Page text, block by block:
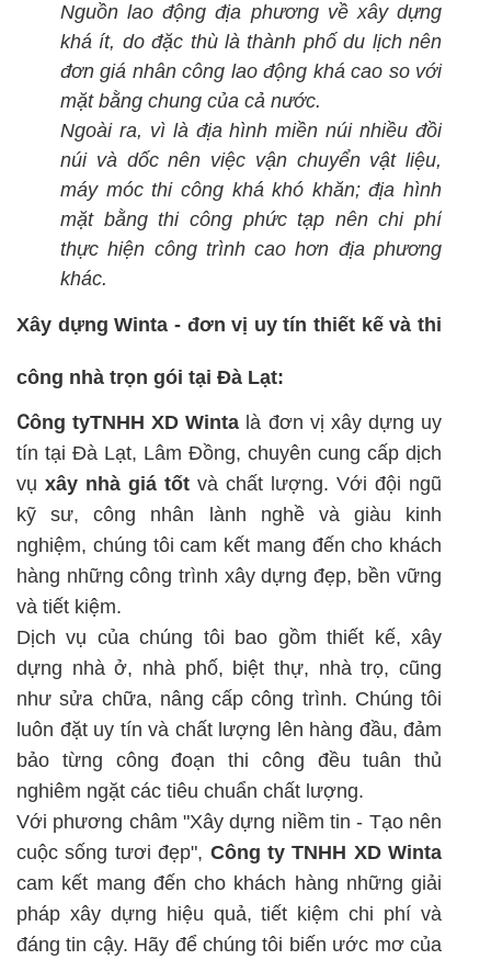
Nguồn lao động địa phương về xây dựng
khá ít, do đặc thù là thành phố du lịch nên
đơn giá nhân công lao động khá cao so với
mặt bằng chung của cả nước.
Ngoài ra, vì là địa hình miền núi nhiều đồi
núi và dốc nên việc vận chuyển vật liệu,
máy móc thi công khá khó khăn; địa hình
mặt bằng thi công phức tạp nên chi phí
thực hiện công trình cao hơn địa phương
khác.
Xây dựng Winta - đơn vị uy tín thiết kế và thi
công nhà trọn gói tại Đà Lạt:
Công tyTNHH XD Winta là đơn vị xây dựng uy
tín tại Đà Lạt, Lâm Đồng, chuyên cung cấp dịch
vụ xây nhà giá tốt và chất lượng. Với đội ngũ
kỹ sư, công nhân lành nghề và giàu kinh
nghiệm, chúng tôi cam kết mang đến cho khách
hàng những công trình xây dựng đẹp, bền vững
và tiết kiệm.
Dịch vụ của chúng tôi bao gồm thiết kế, xây
dựng nhà ở, nhà phố, biệt thự, nhà trọ, cũng
như sửa chữa, nâng cấp công trình. Chúng tôi
luôn đặt uy tín và chất lượng lên hàng đầu, đảm
bảo từng công đoạn thi công đều tuân thủ
nghiêm ngặt các tiêu chuẩn chất lượng.
Với phương châm "Xây dựng niềm tin - Tạo nên
cuộc sống tươi đẹp", Công ty TNHH XD Winta
cam kết mang đến cho khách hàng những giải
pháp xây dựng hiệu quả, tiết kiệm chi phí và
đáng tin cậy. Hãy để chúng tôi biến ước mơ của